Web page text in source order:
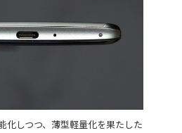
化しつつ、薄型軽量化を果たした